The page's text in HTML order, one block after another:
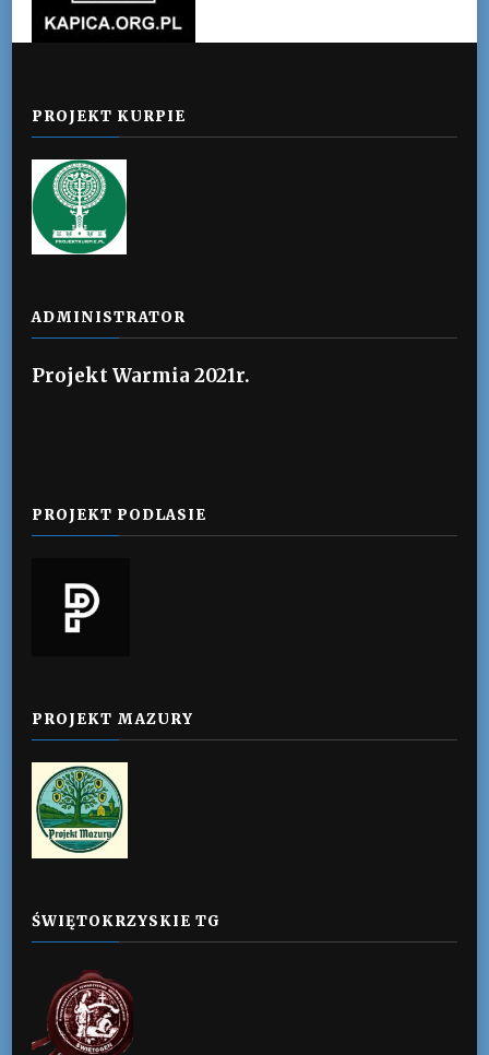
PROJEKT KURPIE
ADMINISTRATOR
Projekt Warmia 2021r.
PROJEKT PODLASIE
PROJEKT MAZURY
ŚWIĘTOKRZYSKIE TG